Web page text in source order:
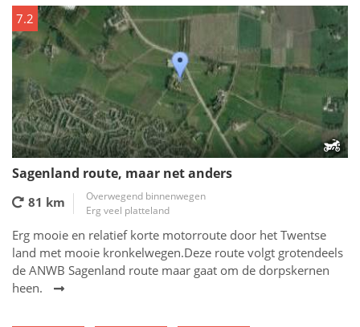
7.2
Sagenland route, maar net anders
81 km
Overwegend binnenwegen
Erg veel platteland
Erg mooie en relatief korte motorroute door het Twentse
land met mooie kronkelwegen.Deze route volgt grotendeels
de ANWB Sagenland route maar gaat om de dorpskernen
heen.